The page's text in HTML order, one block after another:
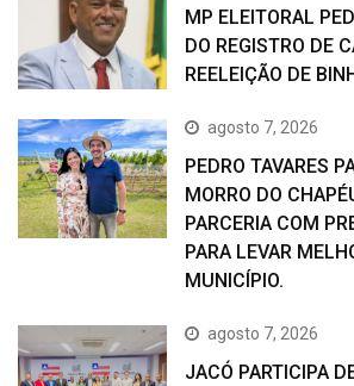
MP ELEITORAL
DO REGISTRO DE
REELEIÇÃO DE
agosto 7, 2026
PEDRO TAVARES
MORRO DO
PARCERIA COM
PARA LEVAR
MUNICÍPIO.
agosto 7, 2026
JACÓ PARTICIPA